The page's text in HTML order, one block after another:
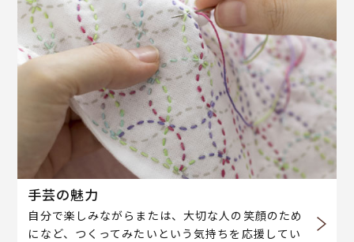
手芸の魅力
自分で楽しみながらまたは、大切な人の笑顔のため
になど、つくってみたいという気持ちを応援してい